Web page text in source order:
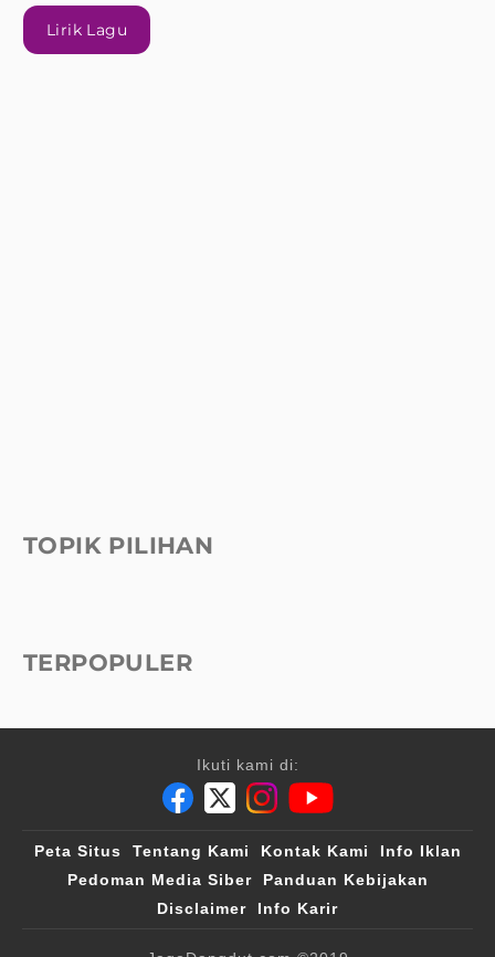
Lirik Lagu
TOPIK PILIHAN
TERPOPULER
Ikuti kami di:
Peta Situs Tentang Kami Kontak Kami
Info Iklan
Pedoman Media Siber
Panduan Kebijakan
Disclaimer
Info Karir